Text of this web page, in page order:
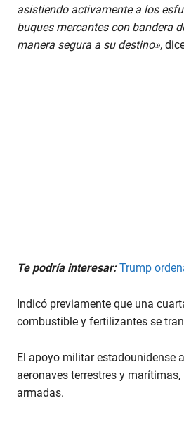
asistiendo activamente a los
buques mercantes con bandera
manera segura a su destino»,
Te podría interesar: Trump
Indicó previamente que una
combustible y fertilizantes se
El apoyo militar estadounidense
aeronaves terrestres y
armadas.